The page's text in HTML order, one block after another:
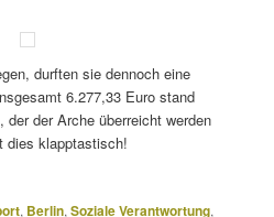
durften sie dennoch eine
6.277,33 Euro stand
der Arche überreicht werden
dies klapptastisch!
, Berlin,Soziale Verantwortung,